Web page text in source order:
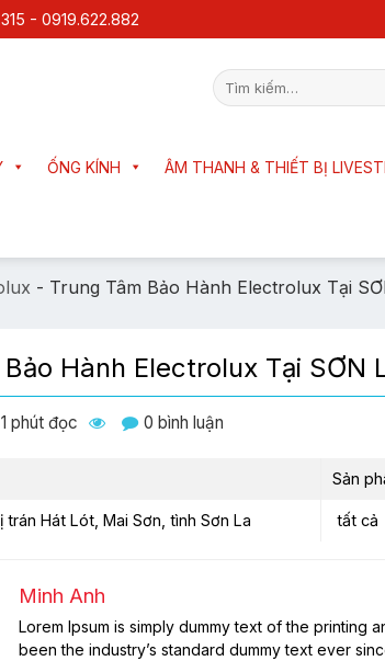
- 0919.622.882
Tìm
kiếm:
ỐNG KÍNH ÂM THANH & THIẾT BỊ
- Trung Tâm Bảo Hành Electrolux Tại
Hành Electrolux Tại SƠN
1 phút đọc 0 bình luận
Sản
trán Hát Lót, Mai Sơn, tình Sơn La tất cả
Minh Anh
Lorem Ipsum is simply dummy text of the printing
been the industry’s standard dummy text ever